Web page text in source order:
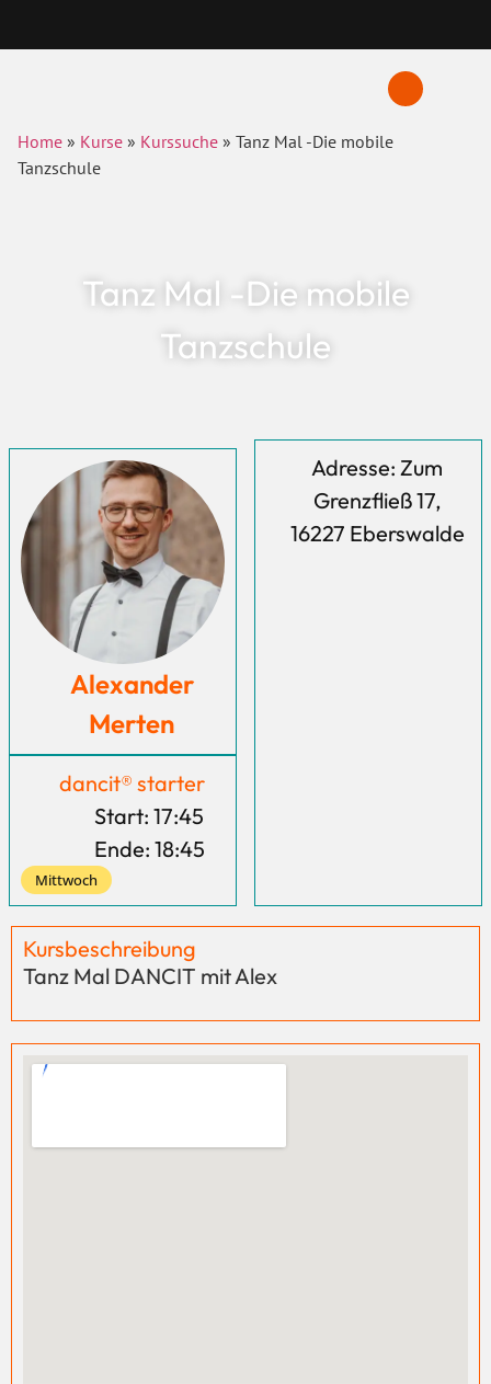
Home » Kurse » Kurssuche » Tanz Mal -Die mobile
Tanzschule
Tanz Mal -Die mobile
Tanzschule
Alexander
Merten
dancit® starter
Start: 17:45
Ende: 18:45
Mittwoch
Adresse: Zum
Grenzfließ 17,
16227 Eberswalde
Kursbeschreibung
Tanz Mal DANCIT mit Alex